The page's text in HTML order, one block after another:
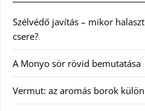
Szélvédő javítás – mikor
csere?
A Monyo sör rövid bemutatása
Vermut: az aromás borok